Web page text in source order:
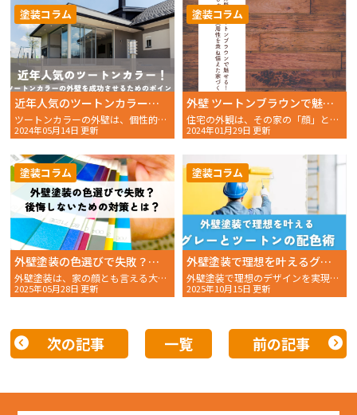
近年人気のツートンカラー！ツートンカラーの外壁を成功させるためのポイント
ツートンカラーの外壁は、個性的かつ洗練された印象を与える
2024年05月14日 更新
塗装コラム
外壁 ツートンブラウンで魅せる！おしゃれと実用性を兼ね備えた家づくり
住宅の外観は、その家の「顔」とも言える重要な要素です。外壁
2024年01月29日 更新
塗装コラム
外壁塗装の色選びで失敗？後悔しないための対策とは？
外壁塗装は、家の顔とも言える大切な工事です。 せっかくの塗
2025年05月28日 更新
塗装コラム
外壁塗装で理想を叶えるグレーとツートンの配色術
外壁塗装で理想のデザインを実現したい。しかし、グレーのツートンカラーは種類が多く、最適な組み合わせの……
2025年10月15日 更新
塗装コラム
次の記事 一覧 前の記事